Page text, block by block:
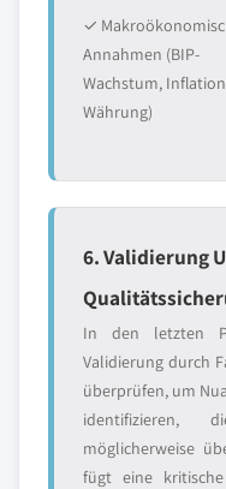
✓
Annahmen (BIP-
Wachstum,
Währung)
6. Validierung
In den letzten
Validierung durch
überprüfen, um
identifizieren,
möglicherweise
fügt eine